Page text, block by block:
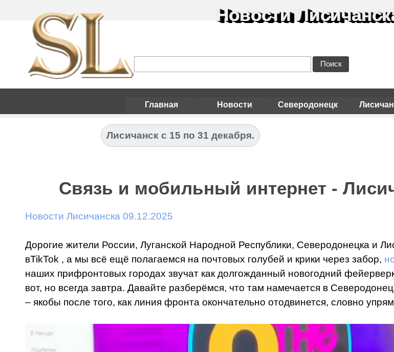
Главная Новости Северодонецк
Новости
Поиск
Лисичанск с 15 по 31 декабря.
Связь и мобильный интернет -
Новости Лисичанска 09.12.2025
Дорогие жители России, Луганской Народной Республики, Северодонецка и
вTikTok , а мы всё ещё полагаемся на почтовых голубей и крики через забор,
наших прифронтовых городах звучат как долгожданный новогодний
вот, но всегда завтра. Давайте разберёмся, что там намечается в
– якобы после того, как линия фронта окончательно отодвинется, словно